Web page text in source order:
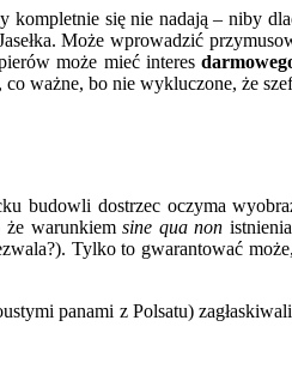
się nie nadają – niby
Może wprowadzić
może mieć interes
ważne, bo nie wykluczone, że
dostrzec oczyma
że warunkiemsine qua non
Tylko to gwarantować
panami z Polsatu)